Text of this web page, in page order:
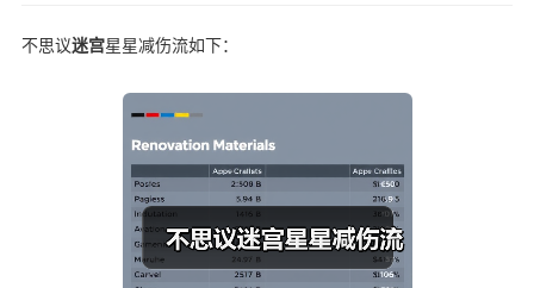
不思议迷宫星星减伤流如下：